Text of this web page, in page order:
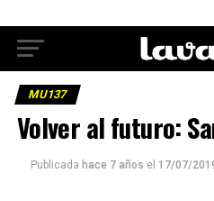
MU137
Volver al futuro:
Publicada hace 7 años el 17/07/